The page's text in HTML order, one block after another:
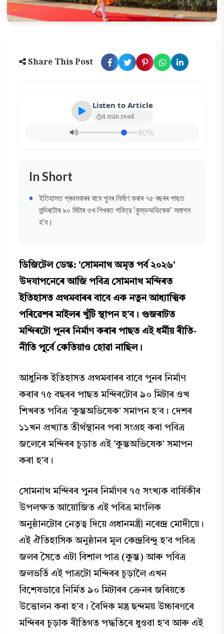
Share This Post
Listen to Article
4 min read
80%
In Short
ইতিহাসত প্ৰথমবাৰৰ বাবে পুনৰ নিৰ্মাণ কৰাৰ ৭৫ বছৰৰ পাছত
মন্দিৰটোৰ ৯০ মিটাৰ ওখ শিখৰত পবিত্র 'কুম্ভঅভিষেক' সমাপন
হ'ব।
ডিজিটেল ডেস্ক: 'সোমনাথ অমৃত পর্ব ২০২৬'
উদযাপনেৰে আজি পবিত্ৰ সোমনাথ মন্দিৰত
ইতিহাসত প্রথমবাৰৰ বাবে এক নতুন আধ্যাত্মিক
পৰিৱেশৰ মাইলৰ খুঁটি স্থাপন হ'ব। গুজৰাটত
মন্দিৰটো পুনৰ নিৰ্মাণ কৰাৰ পাছত এই ধর্মীয় ৰীতি-
নীতি পূর্বে কেতিয়াও হোৱা নাছিল।
আধুনিক ইতিহাসত প্ৰথমবাৰৰ বাবে পুনৰ নিৰ্মাণ
কৰাৰ ৭৫ বছৰৰ পাছত মন্দিৰটোৰ ৯০ মিটাৰ ওখ
শিখৰত পবিত্র 'কুম্ভঅভিষেক' সমাপন হ'ব। দেশৰ
১১খন প্রখ্যাত তীর্থস্থানৰ পৰা সংগ্ৰহ কৰা পবিত্র
জলেৰে মন্দিৰৰ চূড়াত এই 'কুম্ভঅভিষেক' সমাপন
কৰা হ'ব।
সোমনাথ মন্দিৰৰ পুনৰ নিৰ্মাণৰ ৭৫ সংখ্যক বার্ষিকীৰ
উপলক্ষত আয়োজিত এই পবিত্র মাংলিক
অনুষ্ঠানটোৰ নেতৃত্ব দিয়ে প্রধানমন্ত্রী নৰেন্দ্ৰ মোদীয়ে।
এই ঐতিহাসিক অনুষ্ঠানৰ মূল কেন্দ্রবিন্দু হ'ব পবিত্র
জলৰ সৈতে এটা বিশাল পাত্ৰ (কুম্ভ) আৰু পবিত্র
জলভর্তি এই পাত্ৰটো মন্দিৰৰ চূড়ালৈ এখন
বিশেষভাৱে নির্মিত ৯০ মিটাৰৰ ক্ৰেনৰ জৰিয়তে
উত্তোলন কৰা হ'ব। বৈদিক মন্ত্র ছন্দময় উচ্চাৰণৰে
মন্দিৰৰ চূড়াক ৰীতিগত পদ্ধতিৰে ধুওৱা হ'ব আৰু এই